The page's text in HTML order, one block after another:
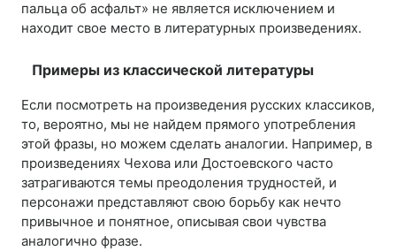
пальца об асфальт» не является исключением и
находит свое место в литературных произведениях.
Примеры из классической литературы
Если посмотреть на произведения русских классиков,
то, вероятно, мы не найдем прямого употребления
этой фразы, но можем сделать аналогии. Например, в
произведениях Чехова или Достоевского часто
затрагиваются темы преодоления трудностей, и
персонажи представляют свою борьбу как нечто
привычное и понятное, описывая свои чувства
аналогично фразе.